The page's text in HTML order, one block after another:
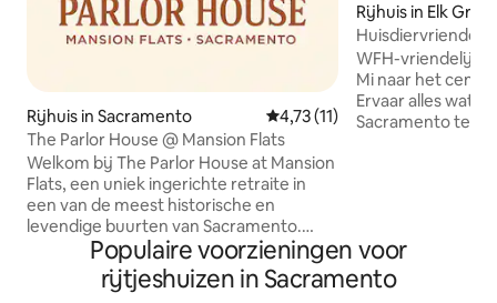
Rijhuis in Sacramento Gemiddelde beoordeling van
4,73 (11)
The Parlor House @ Mansion Flats
Welkom bij The Parlor House at Mansion
Flats, een uniek ingerichte retraite in
een van de meest historische en
levendige buurten van Sacramento.
Deze stijlvolle unit is de hele bovenste
verdieping van een duplex, die vintage
charme combineert met moderne flair,
Rijhuis in Elk
met balkon!
WFH-vriendelijk |
Mi naar het
Ervaar alles wat
Sacramento te
stressvrij verblijf.
van Sacramento
Art Museum of
Populaire voorzieningen voor
rijtjeshuizen in Sacramento